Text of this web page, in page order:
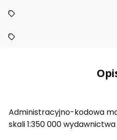
Administracyjno-kodowa
skali 1:350 000